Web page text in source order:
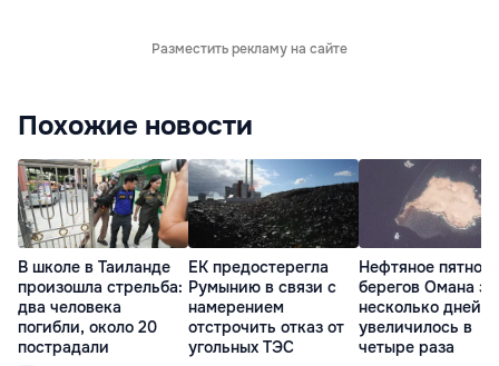
Разместить рекламу на сайте
Похожие новости
В школе в Таиланде
произошла стрельба:
два человека
погибли, около 20
пострадали
ЕК предостерегла
Румынию в связи с
намерением
отстрочить отказ от
угольных ТЭС
Нефтяное пятно у
берегов Омана за
несколько дней
увеличилось в
четыре раза